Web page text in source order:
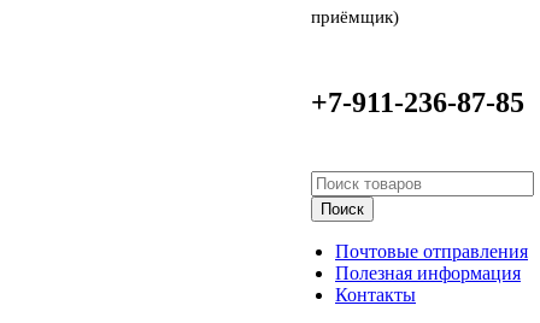
приёмщик)
+7-911-236-87-85
Поиск
Почтовые отправления
Полезная информация
Контакты